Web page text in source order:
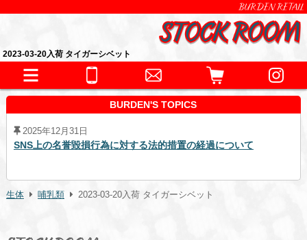
BURDEN RETAIL
2023-03-20入荷 タイガーシベット
BURDEN'S TOPICS
2025年12月31日
SNS上の名誉毀損行為に対する法的措置の経過について
生体 哺乳類 2023-03-20入荷 タイガーシベット